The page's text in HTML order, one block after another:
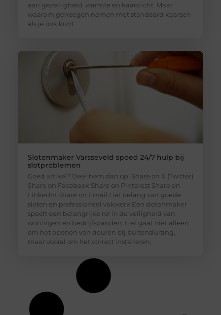
aan gezelligheid, warmte en kaarslicht. Maar
waarom genoegen nemen met standaard kaarsen
als je ook kunt
Slotenmaker Varsseveld spoed 24/7 hulp bij
slotproblemen
Goed artikel? Deel hem dan op: Share on X (Twitter)
Share on Facebook Share on Pinterest Share on
LinkedIn Share on Email Het belang van goede
sloten en professioneel vakwerk Een slotenmaker
speelt een belangrijke rol in de veiligheid van
woningen en bedrijfspanden. Het gaat niet alleen
om het openen van deuren bij buitensluiting,
maar vooral om het correct installeren,